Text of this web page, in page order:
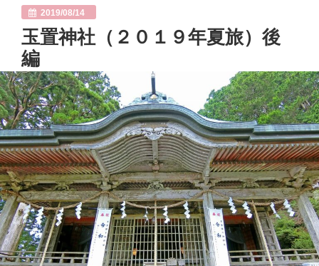
サイトマップ
管理人のプロフィール
Close
2019/08/14
玉置神社（２０１９年夏旅）後
編